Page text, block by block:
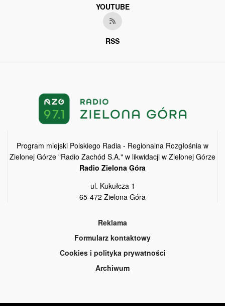
YOUTUBE
RSS
Program miejski Polskiego Radia - Regionalna Rozgłośnia w
Zielonej Górze "Radio Zachód S.A." w likwidacji w Zielonej Górze
Radio Zielona Góra
ul. Kukułcza 1
65-472 Zielona Góra
Reklama
Formularz kontaktowy
Cookies i polityka prywatności
Archiwum